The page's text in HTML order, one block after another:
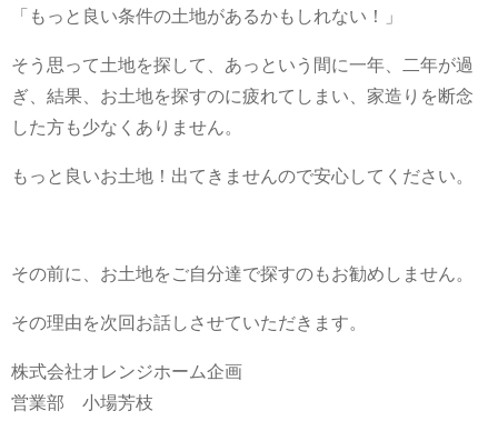
「もっと良い条件の土地があるかもしれない！」
そう思って土地を探して、あっという間に一年、二年が過
ぎ、結果、お土地を探すのに疲れてしまい、家造りを断念
した方も少なくありません。
もっと良いお土地！出てきませんので安心してください。
その前に、お土地をご自分達で探すのもお勧めしません。
その理由を次回お話しさせていただきます。
株式会社オレンジホーム企画
営業部 小場芳枝